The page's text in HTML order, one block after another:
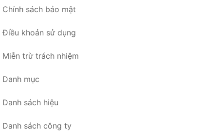
Chính sách bảo mật
Điều khoản sử dụng
Miễn trừ trách nhiệm
Danh mục
Danh sách hiệu
Danh sách công ty